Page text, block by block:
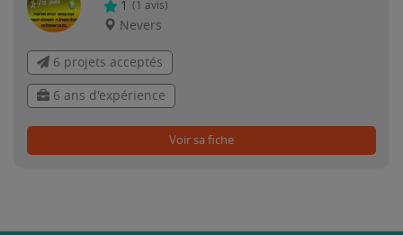
1 (1 avis)
Nevers
6 projets acceptés
6 ans d'expérience
Voir sa fiche